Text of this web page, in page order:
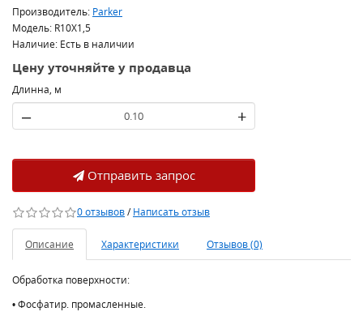
Производитель: Parker
Модель: R10X1,5
Наличие: Есть в наличии
Цену уточняйте у продавца
Длинна, м
– +
Отправить запрос
0 отзывов/Написать отзыв
Описание Характеристики Отзывов (0)
Обработка поверхности:
• Фосфатир. промасленные.